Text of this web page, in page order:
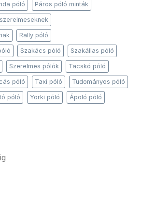
póló Páros póló minták
Rally póló
Szakács póló Szakállas póló
Szerelmes pólók Tacskó póló
póló Taxi póló Tudományos póló
póló Yorki póló Ápoló póló